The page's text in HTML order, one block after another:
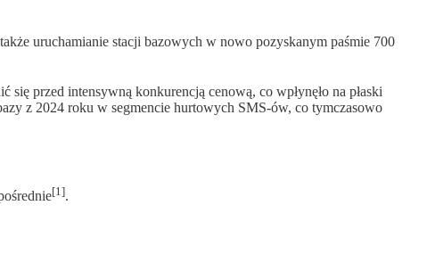
uruchamianie stacji bazowych w nowo pozyskanym paśmie 700
przed intensywną konkurencją cenową, co wpłynęło na płaski
z 2024 roku w segmencie hurtowych SMS-ów, co tymczasowo
[1].